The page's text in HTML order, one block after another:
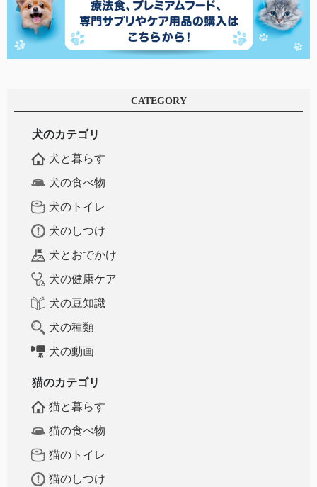
CATEGORY
犬のカテゴリ
犬と暮らす
犬の食べ物
犬のトイレ
犬のしつけ
犬とおでかけ
犬の健康ケア
犬の豆知識
犬の種類
犬の動画
猫のカテゴリ
猫と暮らす
猫の食べ物
猫のトイレ
猫のしつけ